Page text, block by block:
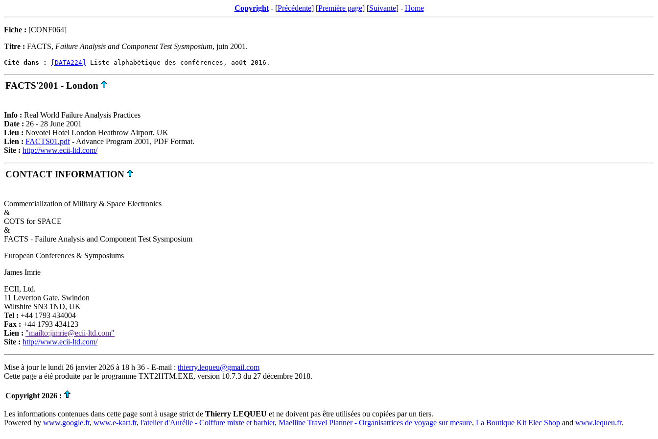
Copyright- [Précédente] [Première page] [Suivante] - Home
Fiche : [CONF064]
Titre : FACTS, Failure Analysis and Component Test Sysmposium, juin 2001.
Cité dans : [DATA224]
FACTS'2001 - London
Info : Real World Failure Analysis Practices
Date : 26 - 28 June 2001
Lieu : Novotel Hotel London Heathrow Airport, UK
Lien : FACTS01.pdf- Advance Program 2001, PDF Format.
Site : http://www.ecii-ltd.com/
CONTACT INFORMATION
Commercialization of Military & Space Electronics
&
COTS for SPACE
&
FACTS - Failure Analysis and Component Test Sysmposium
European Conferences & Symposiums
James Imrie
ECII, Ltd.
11 Leverton Gate, Swindon
Wiltshire SN3 1ND, UK
Tel : +44 1793 434004
Fax : +44 1793 434123
Lien : "mailto:jimrie@ecii-ltd.com"
Site : http://www.ecii-ltd.com/
Mise à jour le lundi 26 janvier 2026 à 18 h 36 - E-mail : thierry.lequeu@gmail.com
Cette page a été produite par le programme TXT2HTM.EXE, version 10.7.3 du 27 décembre 2018.
Copyright 2026 :
Les informations contenues dans cette page sont à usage strict de Thierry LEQUEU et ne doivent pas être utilisées ou copiées par un tiers.
Powered by www.google.fr, www.e-kart.fr, l'atelier d'Aurélie - Coiffure mixte et barbier, Maelline Travel Planner - Organisatrices de voyage sur mesure, La Boutique Kit Elec Shop and www.lequeu.fr.